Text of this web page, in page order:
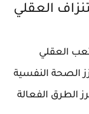
العقلي
العقلي
الصحة النفسية
الطرق الفعالة